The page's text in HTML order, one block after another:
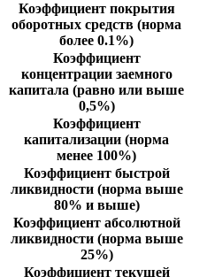
Коэффициент покрытия
оборотных средств (норма
более 0.1%)
Коэффициент
концентрации заемного
капитала (равно или выше
0,5%)
Коэффициент
капитализации (норма
менее 100%)
Коэффициент быстрой
ликвидности (норма выше
80% и выше)
Коэффициент абсолютной
ликвидности (норма выше
25%)
Коэффициент текущей